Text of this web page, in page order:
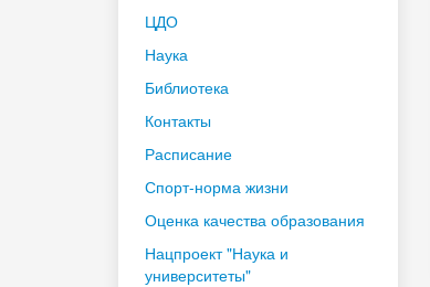
ЦДО
Наука
Библиотека
Контакты
Расписание
Спорт-норма жизни
Оценка качества образования
Нацпроект "Наука и
университеты"